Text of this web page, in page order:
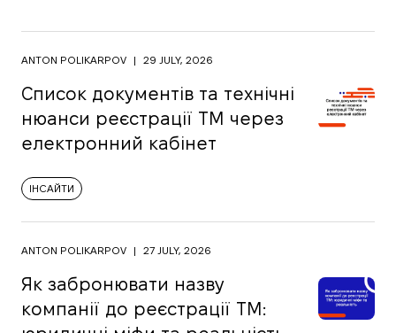
ANTON POLIKARPOV | 29 JULY, 2026
Список документів та технічні
нюанси реєстрації ТМ через
електронний кабінет
ІНСАЙТИ
ANTON POLIKARPOV | 27 JULY, 2026
Як забронювати назву
компанії до реєстрації ТМ: